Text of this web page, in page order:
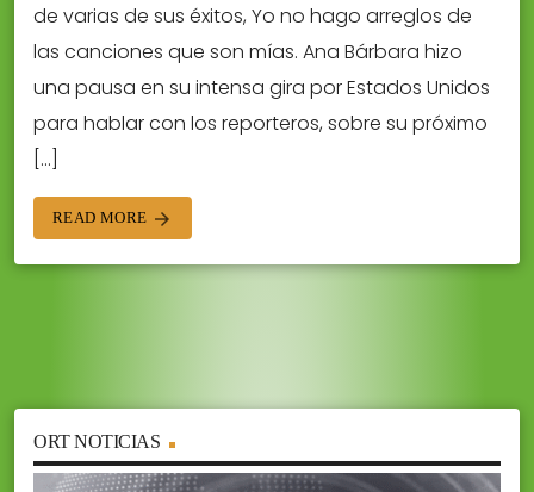
de varias de sus éxitos, Yo no hago arreglos de
las canciones que son mías. Ana Bárbara hizo
una pausa en su intensa gira por Estados Unidos
para hablar con los reporteros, sobre su próximo
[…]
READ MORE arrow_forward
ORT NOTICIAS